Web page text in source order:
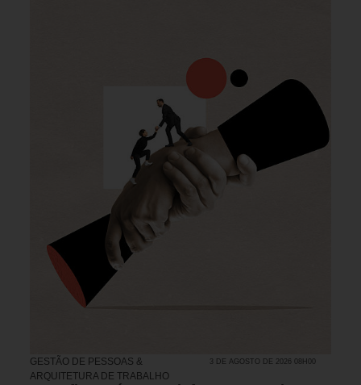
GESTÃO DE PESSOAS &
ARQUITETURA DE TRABALHO
3 DE AGOSTO DE 2026 08H00